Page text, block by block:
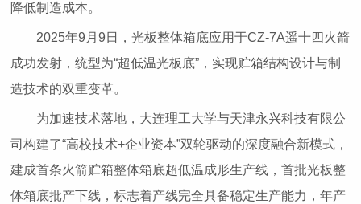
降低制造成本。
2025年9月9日，光板整体箱底应用于CZ-7A遥十四火箭
成功发射，统型为“超低温光板底”，实现贮箱结构设计与制
造技术的双重变革。
为加速技术落地，大连理工大学与天津永兴科技有限公
司构建了“高校技术+企业资本”双轮驱动的深度融合新模式，
建成首条火箭贮箱整体箱底超低温成形生产线，首批光板整
体箱底批产下线，标志着产线完全具备稳定生产能力，年产